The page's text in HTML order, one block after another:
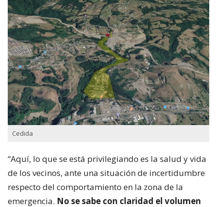
Cedida
“Aquí, lo que se está privilegiando es la salud y vida
de los vecinos, ante una situación de incertidumbre
respecto del comportamiento en la zona de la
emergencia. No se sabe con claridad el volumen